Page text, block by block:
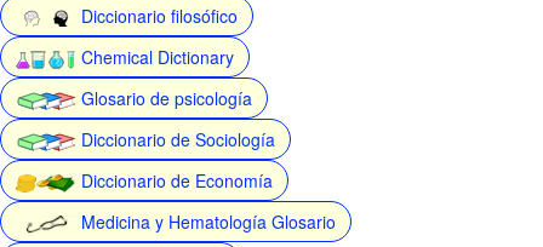
Diccionario filosófico
Chemical Dictionary
Glosario de psicología
Diccionario de Sociología
Diccionario de Economía
Medicina y Hematología Glosario